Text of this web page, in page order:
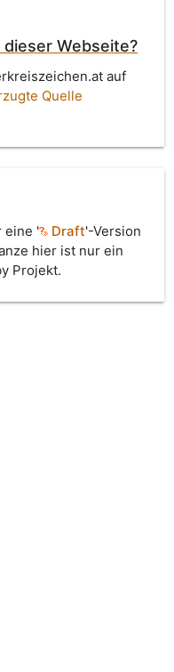
Webseite?
auf
Quelle
eine ' Draft'-Version
hier ist nur ein
Projekt.